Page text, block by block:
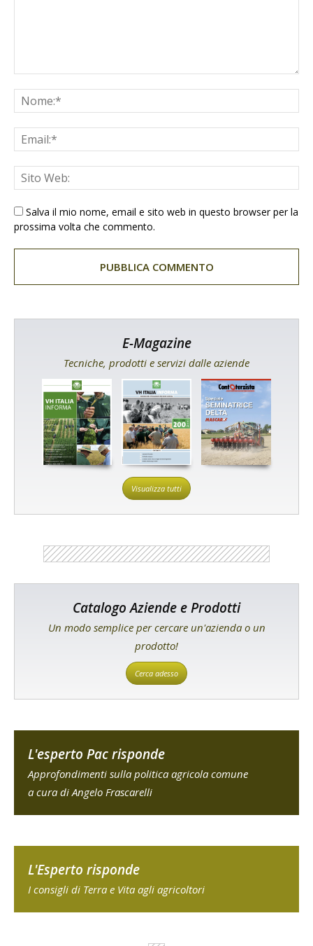
Salva il mio nome, email e sito web in questo browser per la
prossima volta che commento.
E-Magazine
Tecniche, prodotti e servizi dalle aziende
Visualizza tutti
Catalogo Aziende e Prodotti
Un modo semplice per cercare un'azienda o un
prodotto!
Cerca adesso
L'esperto Pac risponde
Approfondimenti sulla politica agricola comune
a cura di Angelo Frascarelli
L'Esperto risponde
I consigli di Terra e Vita agli agricoltori